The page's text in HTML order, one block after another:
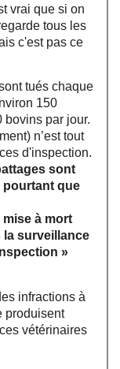
vrai que si on
tous les
c'est pas ce
tués chaque
150
bovins par jour.
n’est tout
d'inspection.
sont
pourtant que
mise à mort
la surveillance
»
infractions à
produisent
vétérinaires